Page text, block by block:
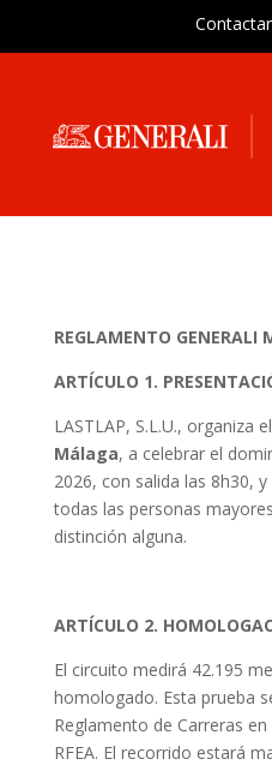
Contactar
REGLAMENTO
ARTÍCULO 1.
LASTLAP, S.L.U., organiza el
Málaga, a celebrar el
2026, con salida las 8h30,
todas las personas
distinción alguna.
ARTÍCULO 2.
El circuito medirá 42.195
homologado. Esta prueba
Reglamento de Carreras
RFEA. El recorrido estará